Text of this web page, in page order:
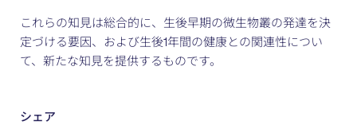
これらの知見は総合的に、生後早期の微生物叢の発達を決
定づける要因、および生後1年間の健康との関連性につい
て、新たな知見を提供するものです。
シェア